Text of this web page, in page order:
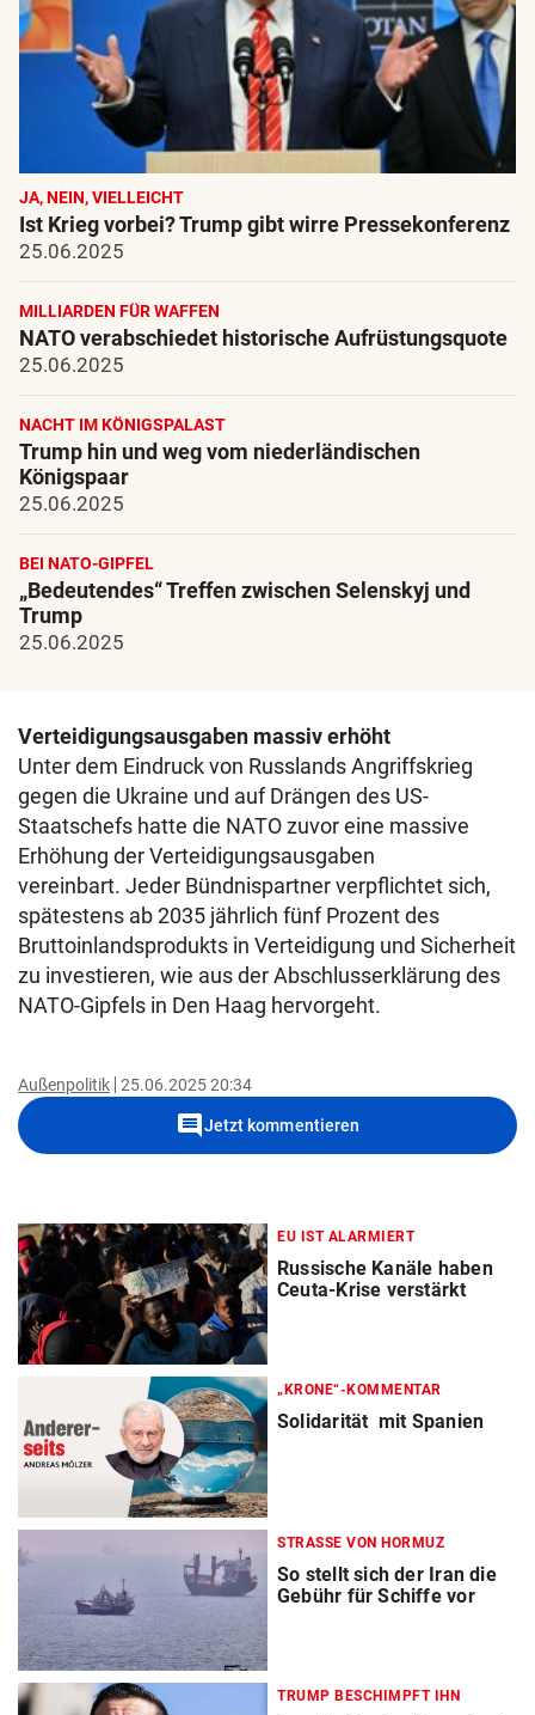
JA, NEIN, VIELLEICHT
Ist Krieg vorbei? Trump gibt wirre Pressekonferenz
25.06.2025
MILLIARDEN FÜR WAFFEN
NATO verabschiedet historische Aufrüstungsquote
25.06.2025
NACHT IM KÖNIGSPALAST
Trump hin und weg vom niederländischen
Königspaar
25.06.2025
BEI NATO-GIPFEL
„Bedeutendes“ Treffen zwischen Selenskyj und
Trump
25.06.2025
Verteidigungsausgaben massiv erhöht
Unter dem Eindruck von Russlands Angriffskrieg
gegen die Ukraine und auf Drängen des US-
Staatschefs hatte die NATO zuvor eine massive
Erhöhung der Verteidigungsausgaben
vereinbart. Jeder Bündnispartner verpflichtet sich,
spätestens ab 2035 jährlich fünf Prozent des
Bruttoinlandsprodukts in Verteidigung und Sicherheit
zu investieren, wie aus der Abschlusserklärung des
NATO-Gipfels in Den Haag hervorgeht.
Außenpolitik 25.06.2025 20:34
commentJetzt kommentieren
EU IST ALARMIERT
Russische Kanäle haben
Ceuta-Krise verstärkt
„KRONE“-KOMMENTAR
Solidarität mit Spanien
STRASSE VON HORMUZ
So stellt sich der Iran die
Gebühr für Schiffe vor
TRUMP BESCHIMPFT IHN